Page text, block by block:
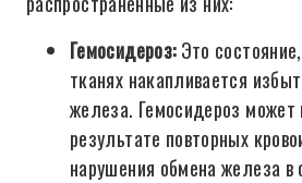
Гемосидероз:Это
тканях накапливается
железа. Гемосидероз может
результате повторных
нарушения обмена железа в